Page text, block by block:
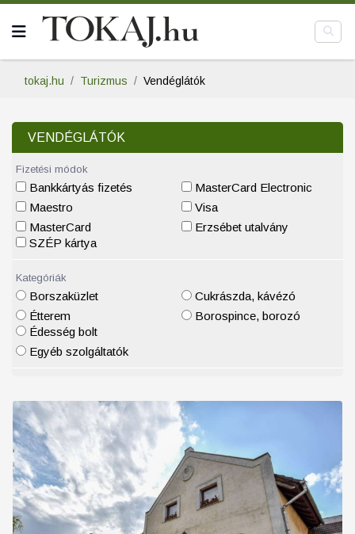
tokaj.hu Turizmus Vendéglátók
VENDÉGLÁTÓK
Fizetési módok
Bankkártyás fizetés
Maestro
MasterCard
MasterCard Electronic
Visa
Erzsébet utalvány
SZÉP kártya
Kategóriák
Borszaküzlet
Étterem
Cukrászda, kávézó
Borospince, borozó
Édesség bolt
Egyéb szolgáltatók